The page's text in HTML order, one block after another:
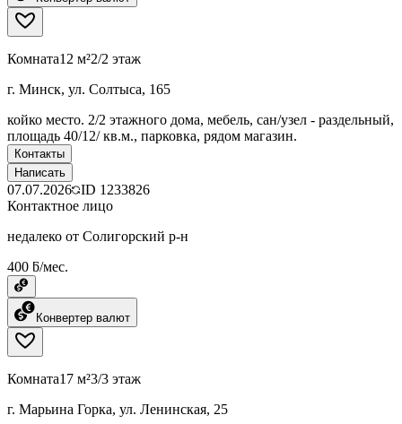
Комната12 м²2/2 этаж
г. Минск, ул. Солтыса, 165
койко место. 2/2 этажного дома, мебель, сан/узел - раздельный,
площадь 40/12/ кв.м., парковка, рядом магазин.
Контакты
Написать
07.07.2026 ID 1233826
Контактное лицо
недалеко от Солигорский р-н
400 ƃ/мес.
Конвертер валют
Комната17 м²3/3 этаж
г. Марьина Горка, ул. Ленинская, 25